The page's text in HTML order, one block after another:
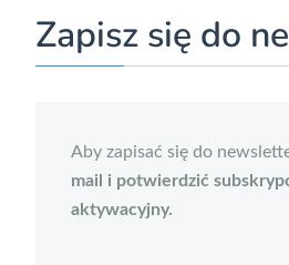
Zapisz się do
Aby zapisać się do
mail i potwierdzić
aktywacyjny.